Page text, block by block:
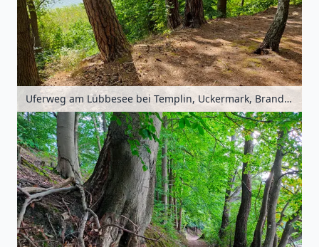
Uferweg am Lübbesee bei Templin, Uckermark, Brandenburg, Deutschland